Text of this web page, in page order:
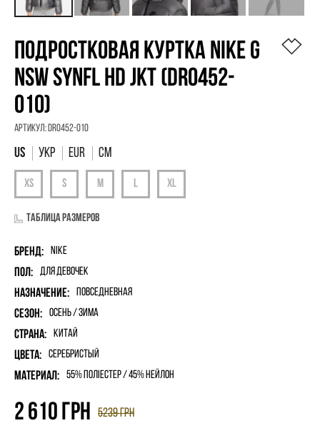
ПОДРОСТКОВАЯ КУРТКА NIKE G
NSW SYNFL HD JKT (DR0452-
010)
Артикул:DR0452-010
УКР EUR См
Таблица размеров
Бренд: Nike
Пол: для девочек
Назначение: Повседневная
Сезон: Осень / Зима
Страна: Китай
Цвета: Серебристый
Материал: 55% поліестер / 45% нейлон
5239грн
2 610 грн